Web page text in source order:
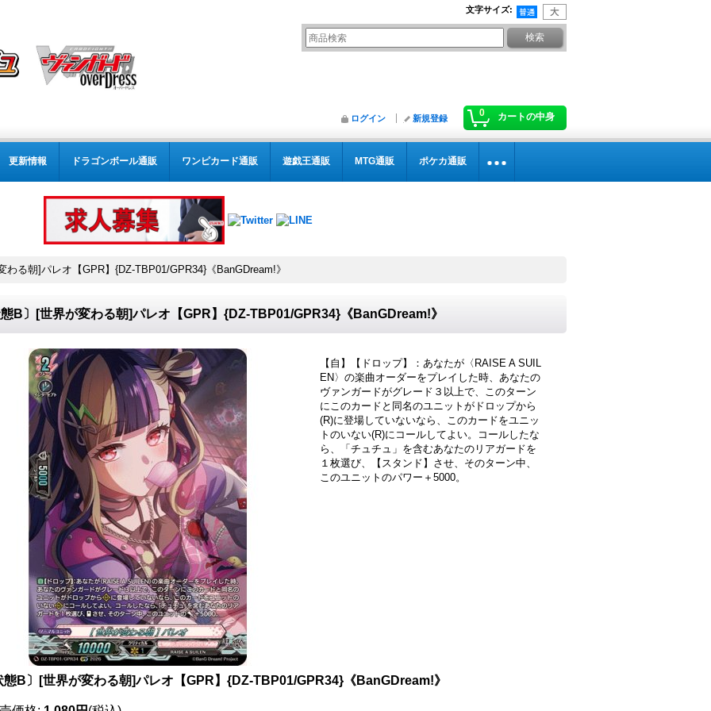
文字サイズ:
0 カートの中身
ログイン 新規登録
更新情報 ドラゴンボール通販 ワンピカード通販 遊戯王通販 MTG通販 ポケカ通販
わる朝]パレオ【GPR】{DZ-TBP01/GPR34}《BanGDream!》
B〕[世界が変わる朝]パレオ【GPR】{DZ-TBP01/GPR34}《BanGDream!》
【自】【ドロップ】：あなたが〈RAISE A SUIL
EN〉の楽曲オーダーをプレイした時、あなたの
ヴァンガードがグレード３以上で、このターン
にこのカードと同名のユニットがドロップから
(R)に登場していないなら、このカードをユニッ
トのいない(R)にコールしてよい。コールしたな
ら、「チュチュ」を含むあなたのリアガードを
１枚選び、【スタンド】させ、そのターン中、
このユニットのパワー＋5000。
態B〕[世界が変わる朝]パレオ【GPR】{DZ-TBP01/GPR34}《BanGDream!》